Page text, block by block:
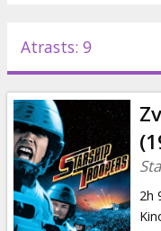
Pasākumi
Ziņas
Dāvanu
kartes
Atrasts: 9
2h